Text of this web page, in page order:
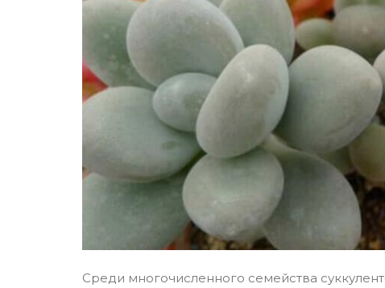
Среди многочисленного семейства